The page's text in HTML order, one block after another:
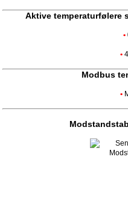
Aktive temperaturfølere
•
•
Modbus
•